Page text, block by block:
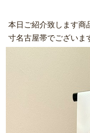
本日ご紹介致します商
寸名古屋帯でございま